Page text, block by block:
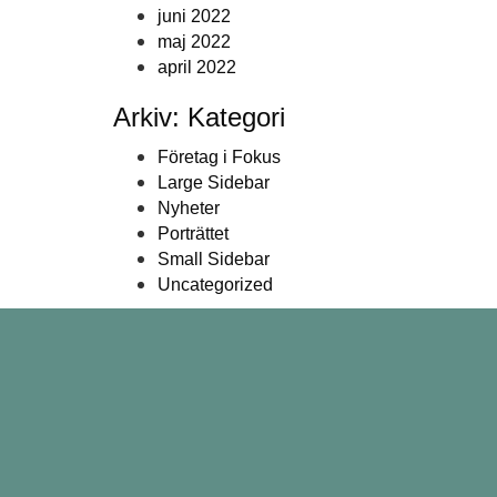
juni 2022
maj 2022
april 2022
Arkiv: Kategori
Företag i Fokus
Large Sidebar
Nyheter
Porträttet
Small Sidebar
Uncategorized